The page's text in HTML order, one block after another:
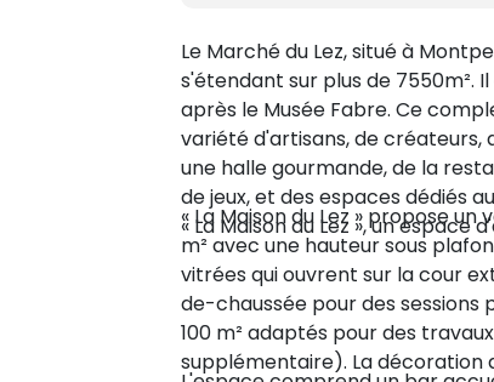
Le Marché du Lez, situé à
s'étendant sur plus de 7550m².
après le Musée Fabre. Ce
variété d'artisans, de
une halle gourmande, de la
de jeux, et des espaces dédiés
« La Maison du Lez », un
« La Maison du Lez » propose
m² avec une hauteur sous
vitrées qui ouvrent sur la cour
de-chaussée pour des sessions
100 m² adaptés pour des
supplémentaire). La décoration